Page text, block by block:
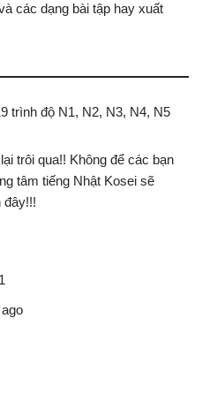
các dạng bài tập hay xuất
trình độ N1, N2, N3, N4, N5
trôi qua!! Không để các bạn
tâm tiếng Nhật Kosei sẽ
đây!!!